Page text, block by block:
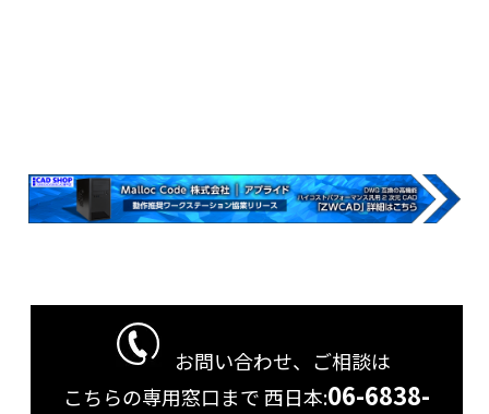
お問い合わせ、ご相談は
こちらの専用窓口まで西日本:06-6838-